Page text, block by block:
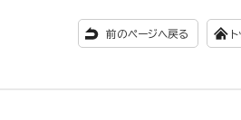
前のページへ戻る